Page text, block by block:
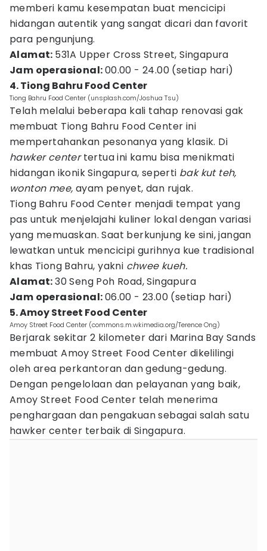
memberi kamu kesempatan buat mencicipi
hidangan autentik yang sangat dicari dan favorit
para pengunjung.
Alamat: 531A Upper Cross Street, Singapura
Jam operasional:00.00 - 24.00 (setiap hari)
4. Tiong Bahru Food Center
Tiong Bahru Food Center (unsplash.com/Joshua Tsu)
Telah melalui beberapa kali tahap renovasi gak
membuat Tiong Bahru Food Center ini
mempertahankan pesonanya yang klasik. Di
hawker centertertua ini kamu bisa menikmati
hidangan ikonik Singapura, seperti bak kut teh,
wonton mee, ayam penyet, dan rujak.
Tiong Bahru Food Center menjadi tempat yang
pas untuk menjelajahi kuliner lokal dengan variasi
yang memuaskan. Saat berkunjung ke sini, jangan
lewatkan untuk mencicipi gurihnya kue tradisional
khas Tiong Bahru, yakni chwee kueh.
Alamat:30 Seng Poh Road, Singapura
Jam operasional:06.00 - 23.00 (setiap hari)
5. Amoy Street Food Center
Amoy Street Food Center (commons.m.wkimedia.org/Terence Ong)
Berjarak sekitar 2 kilometer dari Marina Bay Sands
membuat Amoy Street Food Center dikelilingi
oleh area perkantoran dan gedung-gedung.
Dengan pengelolaan dan pelayanan yang baik,
Amoy Street Food Center telah menerima
penghargaan dan pengakuan sebagai salah satu
hawker center terbaik di Singapura.